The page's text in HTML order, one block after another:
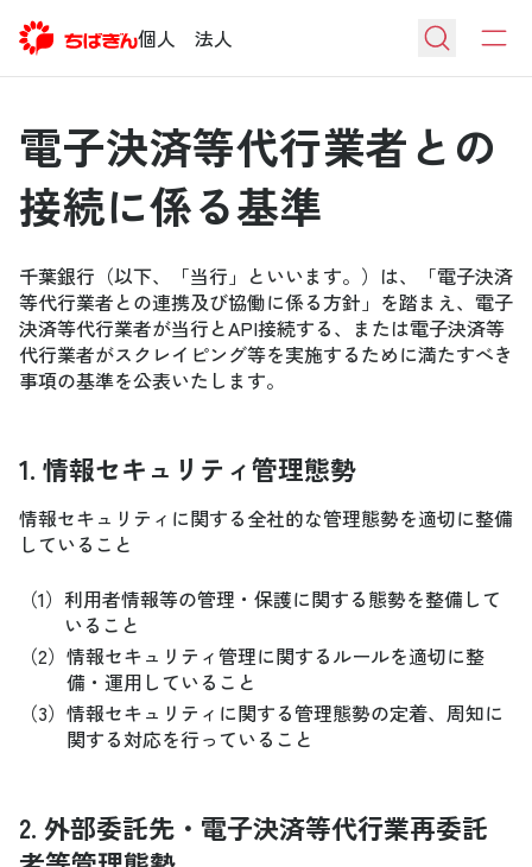
個人 法人
電子決済等代行業者との
接続に係る基準
千葉銀行（以下、「当行」といいます。）は、「電子決済
等代行業者との連携及び協働に係る方針」を踏まえ、電子
決済等代行業者が当行とAPI接続する、または電子決済等
代行業者がスクレイピング等を実施するために満たすべき
事項の基準を公表いたします。
1. 情報セキュリティ管理態勢
情報セキュリティに関する全社的な管理態勢を適切に整備
していること
（1） 利用者情報等の管理・保護に関する態勢を整備して
いること
（2） 情報セキュリティ管理に関するルールを適切に整
備・運用していること
（3） 情報セキュリティに関する管理態勢の定着、周知に
関する対応を行っていること
2. 外部委託先・電子決済等代行業再委託